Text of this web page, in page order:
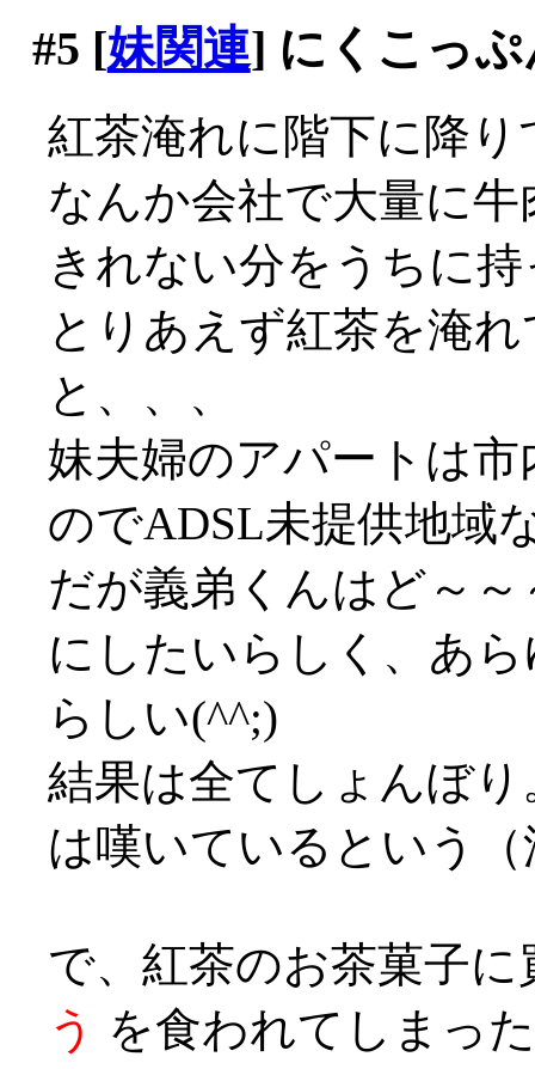
#5 [妹関連] にくこっ
紅茶淹れに階下に降
なんか会社で大量に
きれない分をうちに
とりあえず紅茶を淹
と、、、
妹夫婦のアパートは
のでADSL未提供地域
だが義弟くんはど～
にしたいらしく、あ
らしい(^^;)
結果は全てしょんぼ
は嘆いているという
で、紅茶のお茶菓子
う を食われてしまっ